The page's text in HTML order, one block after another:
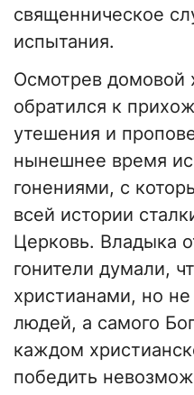
священническое
испытания.
Осмотрев домовой
обратился к
утешения и
нынешнее время
гонениями, с
всей истории
Церковь. Владыка
гонители думали,
христианами, но не
людей, а самого
каждом
победить